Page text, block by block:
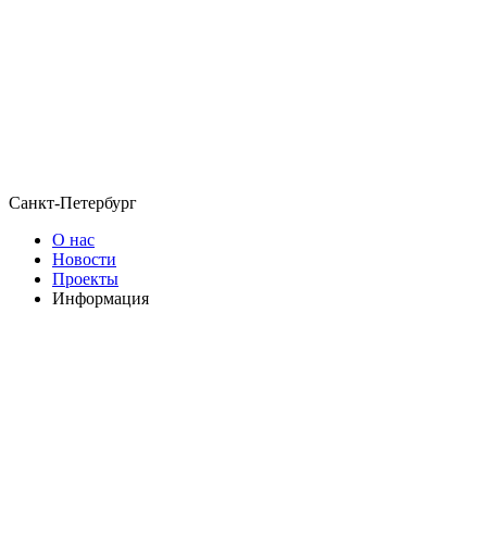
Санкт-Петербург
О нас
Новости
Проекты
Информация